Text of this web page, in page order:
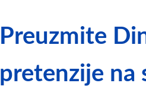
Preuzmite
pretenzije na